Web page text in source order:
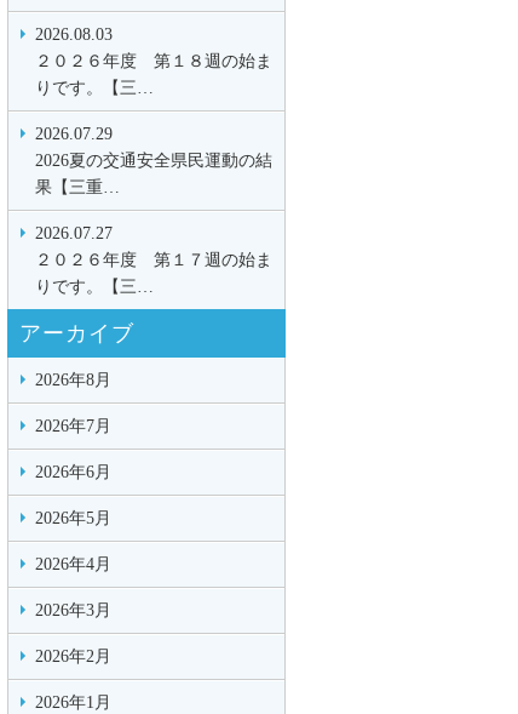
2026.08.03
２０２６年度 第１８週の始ま
りです。【三…
2026.07.29
2026夏の交通安全県民運動の結
果【三重…
2026.07.27
２０２６年度 第１７週の始ま
りです。【三…
アーカイブ
2026年8月
2026年7月
2026年6月
2026年5月
2026年4月
2026年3月
2026年2月
2026年1月